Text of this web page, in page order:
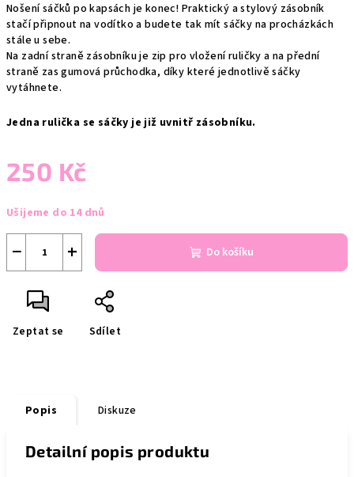
Nošení sáčků po kapsách je konec! Praktický a stylový zásobník
stačí připnout na vodítko a budete tak mít sáčky na procházkách
stále u sebe.
Na zadní straně zásobníku je zip pro vložení ruličky a na přední
straně zas gumová průchodka, díky které jednotlivě sáčky
vytáhnete.
Jedna rulička se sáčky je již uvnitř zásobníku.
250 Kč
cena:
Ušijeme do 14 dnů
+
− Do košíku
Zeptat se Sdílet
Popis Diskuze
Detailní popis produktu